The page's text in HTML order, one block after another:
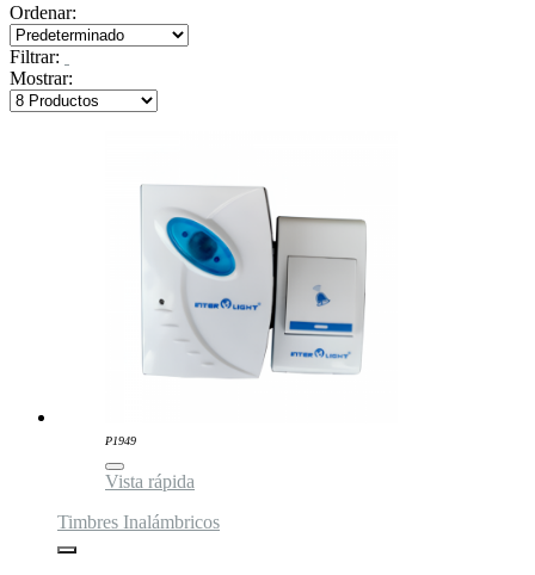
Ordenar:
Filtrar:
Mostrar:
P1949
Vista rápida
Timbres Inalámbricos